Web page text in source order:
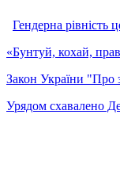
Гендерна рівність
«Бунтуй, кохай,
Закон України "Про
Урядом схавалено